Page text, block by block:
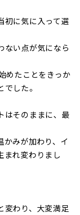
初に気に入って選
ない点が気になら
めたことをきっか
した。
はそのままに、最
みが加わり、イ
まれ変わりまし
変わり、大変満足